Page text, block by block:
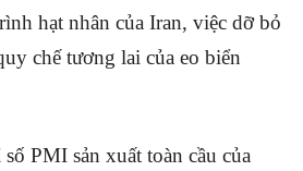
hạt nhân của Iran, việc dỡ bỏ
chế tương lai của eo biển
PMI sản xuất toàn cầu của